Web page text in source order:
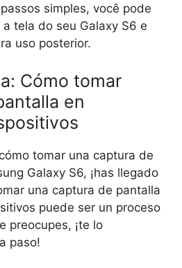
simples, você pode
tela do seu Galaxy S6 e
uso posterior.
Cómo tomar
en
tomar una captura de
Galaxy S6, ¡has llegado
una captura de pantalla
puede ser un proceso
preocupes, ¡te lo
paso!